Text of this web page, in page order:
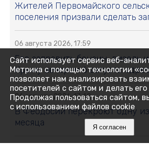
Жителей Первомайского
поселения призвали сделать
06 августа 2026, 17:59
Где заправить бензин, дизель
Крыму вечером 6 августа:
06 августа 2026, 17:42
В Феодосии перекроют одну
месяца
Сайт использует сервис веб-
Метрика с помощью технологии
позволяет нам анализировать
посетителей с сайтом и делать
Продолжая пользоваться сайтом,
с использованием файлов cookie
Я согласен